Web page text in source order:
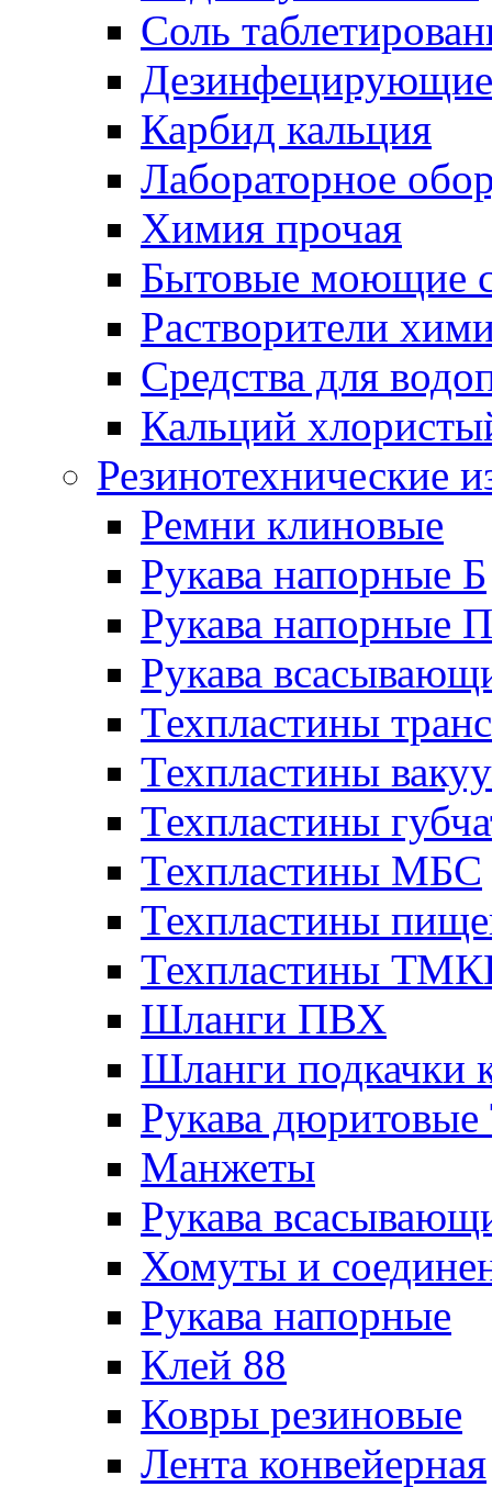
Соль
Дезинфецирующие
Карбид кальция
Лабораторное
Химия прочая
Бытовые моющие
Растворители
Средства для
Кальций
Резинотехнические
Ремни клиновые
Рукава напорные Б
Рукава напорные П
Рукава
Техпластины
Техпластины
Техпластины
Техпластины МБС
Техпластины
Техпластины
Шланги ПВХ
Шланги подкачки
Рукава
Манжеты
Рукава
Хомуты и
Рукава напорные
Клей 88
Ковры резиновые
Лента конвейерная